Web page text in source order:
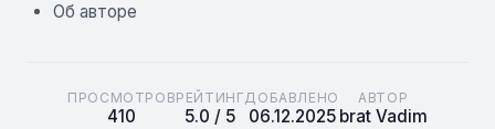
Об авторе
ПРОСМОТРОВ
410
РЕЙТИНГ
5.0 / 5
ДОБАВЛЕНО
06.12.2025
АВТОР
brat Vadim